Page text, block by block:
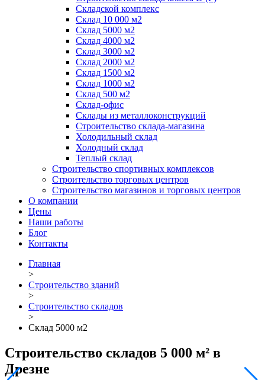
Складской комплекс
Склад 10 000 м2
Склад 5000 м2
Склад 4000 м2
Склад 3000 м2
Склад 2000 м2
Склад 1500 м2
Склад 1000 м2
Склад 500 м2
Склад-офис
Склады из металлоконструкций
Строительство склада-магазина
Холодильный склад
Холодный склад
Теплый склад
Строительство спортивных комплексов
Строительство торговых центров
Строительство магазинов и торговых центров
О компании
Цены
Наши работы
Блог
Контакты
Главная
>
Строительство зданий
>
Строительство складов
>
Склад 5000 м2
Строительство cкладов 5 000 м² в
Дрезне